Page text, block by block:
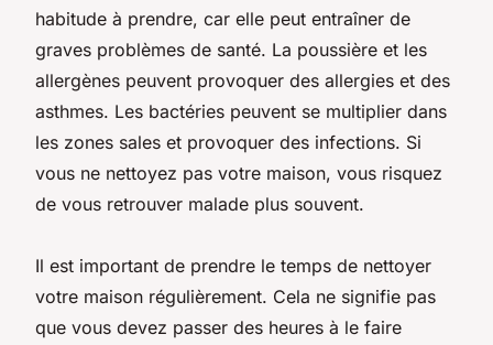
habitude à prendre, car elle peut entraîner de
graves problèmes de santé. La poussière et les
allergènes peuvent provoquer des allergies et des
asthmes. Les bactéries peuvent se multiplier dans
les zones sales et provoquer des infections. Si
vous ne nettoyez pas votre maison, vous risquez
de vous retrouver malade plus souvent.
Il est important de prendre le temps de nettoyer
votre maison régulièrement. Cela ne signifie pas
que vous devez passer des heures à le faire